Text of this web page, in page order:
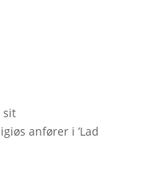
sit
anfører i ’Lad